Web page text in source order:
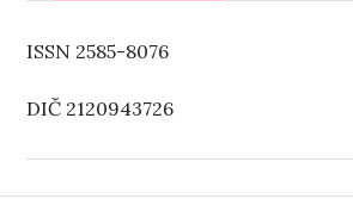
ISSN 2585-8076
DIČ 2120943726